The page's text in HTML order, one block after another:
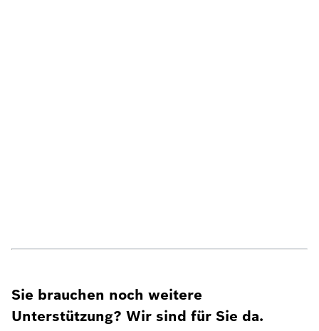
Sie brauchen noch weitere
Unterstützung? Wir sind für Sie da.